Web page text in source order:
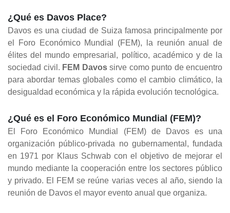
¿Qué es Davos Place?
Davos es una ciudad de Suiza famosa principalmente por
el Foro Económico Mundial (FEM), la reunión anual de
élites del mundo empresarial, político, académico y de la
sociedad civil. FEM Davossirve como punto de encuentro
para abordar temas globales como el cambio climático, la
desigualdad económica y la rápida evolución tecnológica.
¿Qué es el Foro Económico Mundial (FEM)?
El Foro Económico Mundial (FEM) de Davos es una
organización público-privada no gubernamental, fundada
en 1971 por Klaus Schwab con el objetivo de mejorar el
mundo mediante la cooperación entre los sectores público
y privado. El FEM se reúne varias veces al año, siendo la
reunión de Davos el mayor evento anual que organiza.